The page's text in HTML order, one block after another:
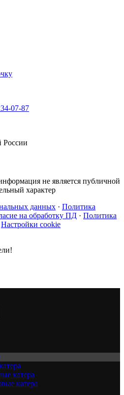
07-87
России
не является публичной
характер
данных · Политика
на обработку ПД · Политика
Настройки cookie
катера
катера